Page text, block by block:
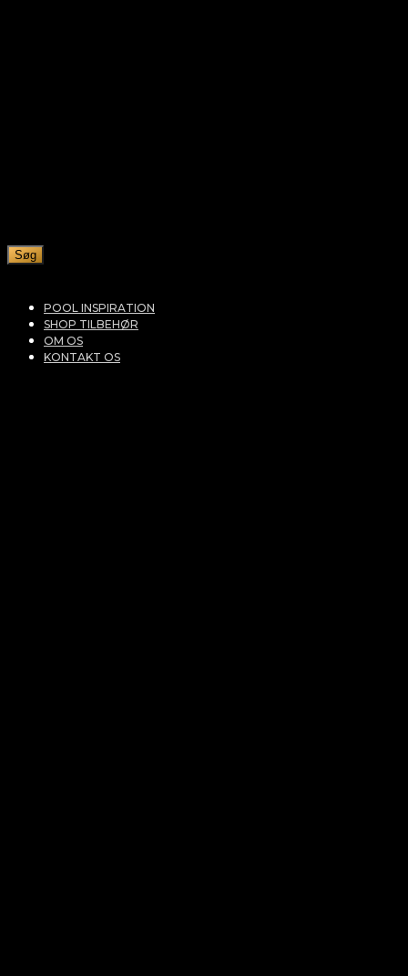
Søg
POOL INSPIRATION
SHOP TILBEHØR
OM OS
KONTAKT OS